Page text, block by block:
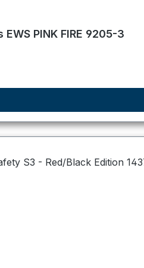
out of 5 stars
PINK FIRE 9205-3